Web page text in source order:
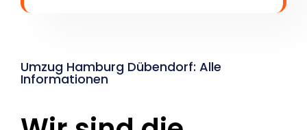
Umzug Hamburg Dübendorf: Alle
Informationen